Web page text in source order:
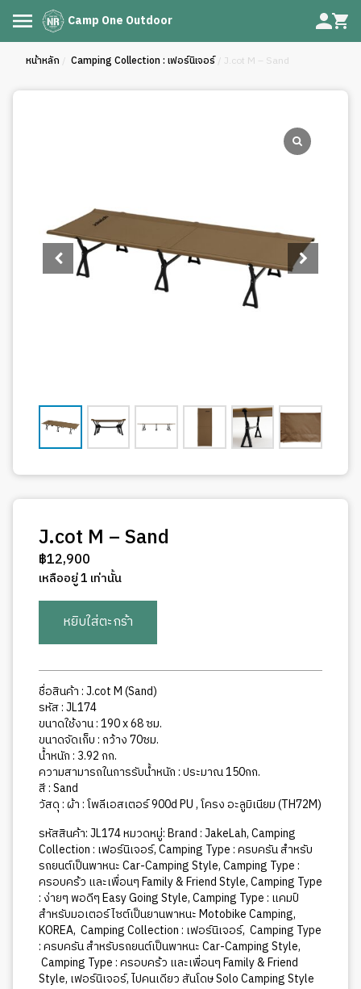
Camp One Outdoor
หน้าหลัก / Camping Collection : เฟอร์นิเจอร์/ J.cot M – Sand
J.cot M – Sand
฿12,900
เหลืออยู่ 1 เท่านั้น
J.cot
M
-
Sand
ชิ้น
หยิบใส่ตะกร้า
ชื่อสินค้า : J.cot M (Sand)
รหัส : JL174
ขนาดใช้งาน : 190 x 68 ซม.
ขนาดจัดเก็บ : กว้าง 70ซม.
น้ำหนัก : 3.92 กก.
ความสามารถในการรับน้ำหนัก : ประมาณ 150กก.
สี : Sand
วัสดุ : ผ้า : โพลีเอสเตอร์ 900d PU , โครง อะลูมิเนียม (TH72M)
รหัสสินค้า:JL174หมวดหมู่:Brand : JakeLah,Camping
Collection : เฟอร์นิเจอร์,Camping Type : ครบครัน สำหรับ
รถยนต์เป็นพาหนะ Car-Camping Style,Camping Type :
ครอบคร้ว และเพื่อนๆ Family & Friend Style,Camping Type
: ง่ายๆ พอดีๆ Easy Going Style,Camping Type : แคมป์
สำหรับมอเตอร์ไซต์เป็นยานพาหนะ Motobike Camping,
KOREA, Camping Collection : เฟอร์นิเจอร์, Camping Type
: ครบครัน สำหรับรถยนต์เป็นพาหนะ Car-Camping Style,
Camping Type : ครอบคร้ว และเพื่อนๆ Family & Friend
Style, เฟอร์นิเจอร์,ไปคนเดียว สันโดษ Solo Camping Style